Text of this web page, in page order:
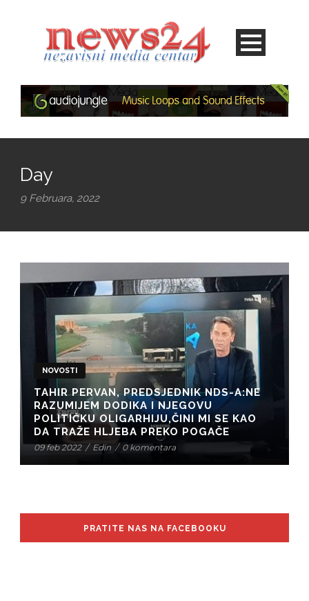
Day
9 Februara, 2022
NOVOSTI
TAHIR PERVAN, PREDSJEDNIK NDS-A:NE
RAZUMIJEM DODIKA I NJEGOVU
POLITIČKU OLIGARHIJU,ČINI MI SE KAO
DA TRAŽE HLJEBA PREKO POGAČE
09 feb 2022 / Edin / 0 komentara
PRATITE NAS NA FACEBOOKU